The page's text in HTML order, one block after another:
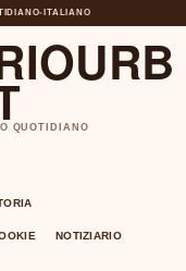
• ITALIANO
QUOTIDIANO
NOTIZIARIO